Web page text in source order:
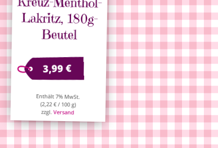
Beutel
3,99€
Enthält 7% MwSt.
(2,22€/ 100 g)
zzgl.Versand